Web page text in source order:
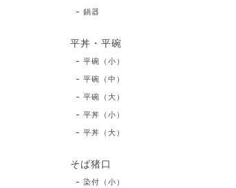
鍋器
平丼・平碗
平碗（小）
平碗（中）
平碗（大）
平丼（小）
平丼（大）
そば猪口
染付（小）